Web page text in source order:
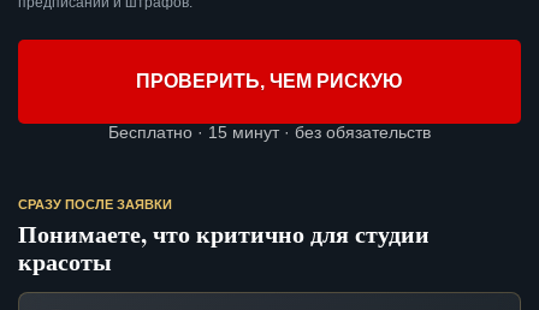
ПРОВЕРИТЬ, ЧЕМ РИСКУЮ
Бесплатно · 15 минут · без обязательств
СРАЗУ ПОСЛЕ ЗАЯВКИ
Понимаете, что критично для студии
красоты